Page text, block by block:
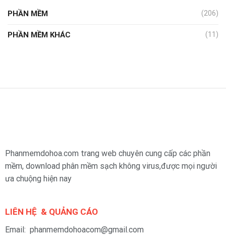
PHẦN MỀM (206)
PHẦN MỀM KHÁC (11)
Phanmemdohoa.com trang web chuyên cung cấp các phần
mềm, download phân mềm sạch không virus,được mọi người
ưa chuộng hiện nay
LIÊN HỆ & QUẢNG CÁO
Email: phanmemdohoacom@gmail.com